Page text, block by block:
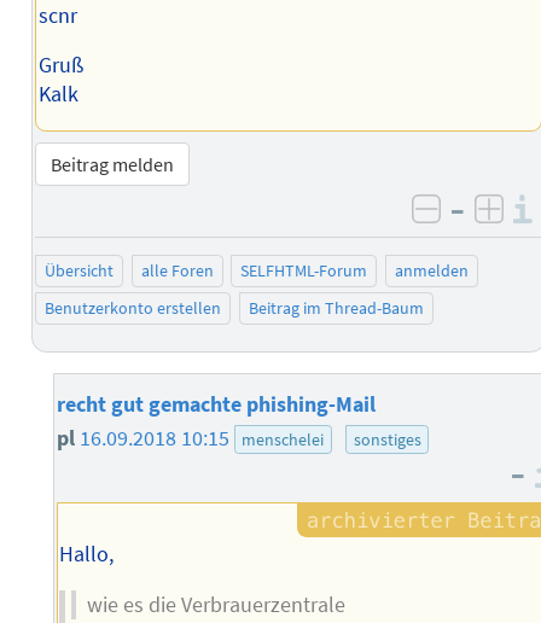
scnr
Gruß
Kalk
Beitrag melden
negativ
–
Übersicht alle Foren SELFHTML-Forum
anmelden
Benutzerkonto erstellen
Beitrag im Thread-Baum
recht gut gemachte phishing-Mail
pl 16.09.2018 10:15 menschelei sonstiges
–
Hallo,
wie es die Verbrauerzentrale